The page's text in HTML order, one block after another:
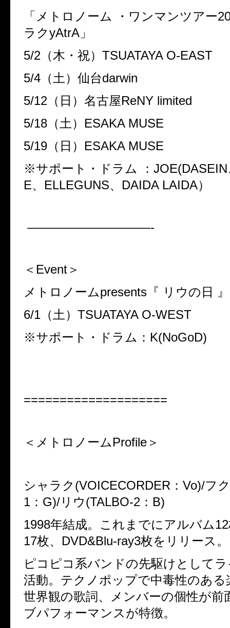
「メトロノーム ・ワンマンツアー
ラクyAtrA」
5/2（木・祝）TSUATAYA O-EAST
5/4（土）仙台darwin
5/12（日）名古屋ReNY limited
5/18（土）ESAKA MUSE
5/19（日）ESAKA MUSE
※サポート・ドラム ：JOE(DASEIN
E、ELLEGUNS、DAIDA LAIDA）
——————————-
＜Event＞
メトロノームpresents『 リウの日 』
6/1（土）TSUATAYA O-WEST
※サポート・ドラム：K(NoGoD)
====================
＜メトロノームProfile＞
シャラク(VOICECORDER：Vo)/フ
1：G)/リウ(TALBO-2：B)
1998年結成。これまでにアルバム
17枚、DVD&Blu-ray3枚をリリース。
ピコピコ系バンドの先駆けとして
活動。テクノポップで中毒性のある
世界観の歌詞、メンバーの個性が前
ブパフォーマンスが特徴。